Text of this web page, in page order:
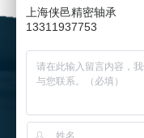
上海侠邑精密轴承
13311937753